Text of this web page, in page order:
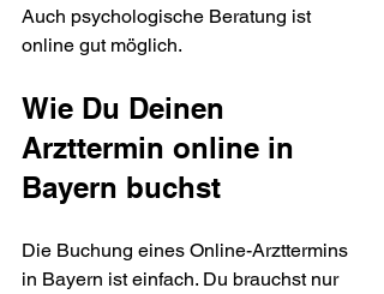
Auch psychologische Beratung ist
online gut möglich.
Wie Du Deinen
Arzttermin online in
Bayern buchst
Die Buchung eines Online-Arzttermins
in Bayern ist einfach. Du brauchst nur